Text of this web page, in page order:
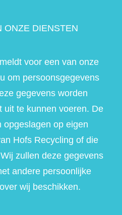
ONZE DIENSTEN
voor een van onze
om persoonsgegevens
gegevens worden
uit te kunnen voeren. De
opgeslagen op eigen
Hofs Recycling of die
zullen deze gegevens
andere persoonlijke
wij beschikken.